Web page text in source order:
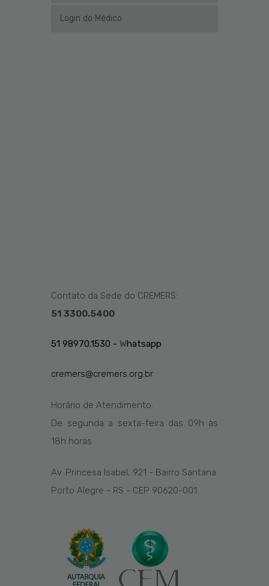
Login do Médico
Contato da Sede do CREMERS:
51 3300.5400
51 98970.1530 - Whatsapp
cremers@cremers.org.br
Horário de Atendimento:
De segunda a sexta-feira das 09h às
18h horas
Av. Princesa Isabel, 921 - Bairro Santana
Porto Alegre - RS - CEP 90620-001